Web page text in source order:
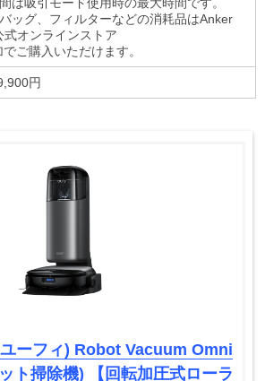
ッグ、フィルターなどの消耗品はAnker
式オンラインストア
ご購⼊いただけます。
円
ーフィ) Robot Vacuum Omni
ト掃除機) 【回転加圧式ローラ